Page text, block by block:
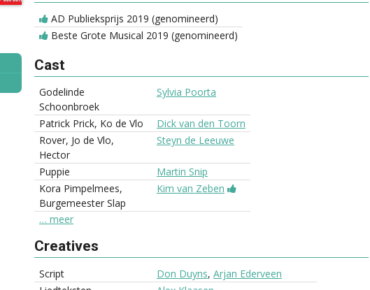
AD Publieksprijs 2019 (genomineerd)
Beste Grote Musical 2019 (genomineerd)
Cast
Godelinde
Schoonbroek
Sylvia Poorta
Patrick Prick, Ko de Vlo
Dick van den Toorn
Rover, Jo de Vlo,
Hector
Steyn de Leeuwe
Puppie
Martin Snip
Kora Pimpelmees,
Burgemeester Slap
Kim van Zeben
… meer
Creatives
Script Don Duyns, Arjan Ederveen